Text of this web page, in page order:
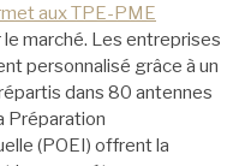
aux TPE-PME
le marché. Les entreprises
personnalisé grâce à un
dans 80 antennes
Préparation
(POEI) offrent la